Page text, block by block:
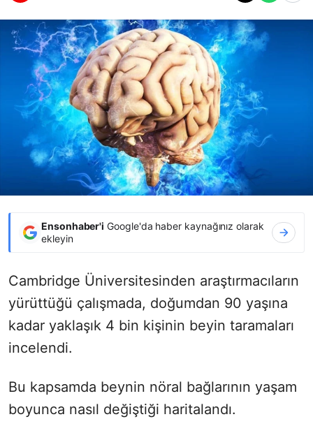
Ensonhaber'i Google'da haber kaynağınız olarak
ekleyin
Cambridge Üniversitesinden araştırmacıların
yürüttüğü çalışmada, doğumdan 90 yaşına
kadar yaklaşık 4 bin kişinin beyin taramaları
incelendi.
Bu kapsamda beynin nöral bağlarının yaşam
boyunca nasıl değiştiği haritalandı.